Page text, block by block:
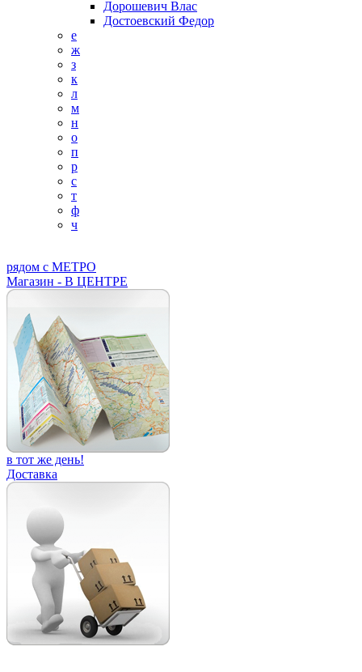
Дорошевич Влас
Достоевский Федор
е
ж
з
к
л
м
н
о
п
р
с
т
ф
ч
рядом с МЕТРО
Магазин - В ЦЕНТРЕ
в тот же день!
Доставка